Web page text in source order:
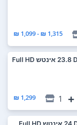
1,315 ₪ - 1,099 ₪
מסך מחשב Dell U2419H ‏23.8 ‏אינטש Full HD
1
1,299 ₪
מסך מחשב Dell S2440L ‏24 ‏אינטש Full HD